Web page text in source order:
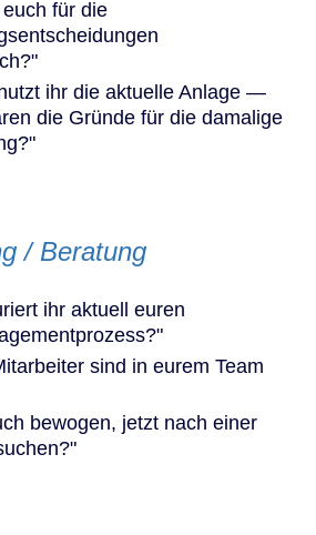
für die
ihr die aktuelle Anlage —
die Gründe für die damalige
/ Beratung
ihr aktuell euren
sind in eurem Team
bewogen, jetzt nach einer